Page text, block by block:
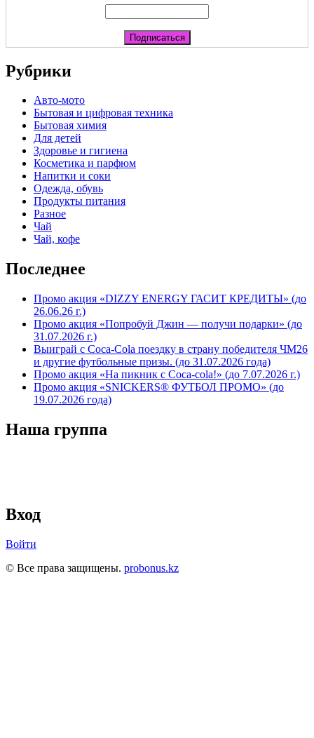
Рубрики
Авто-мото
Бытовая и цифровая техника
Бытовая химия
Для детей
Здоровье и гигиена
Косметика и парфюм
Напитки и соки
Одежда, обувь
Продукты питания
Разное
Чай
Чай, кофе
Последнее
Промо акция «DIZZY ENERGY ГАСИТ КРЕДИТЫ» (до
26.06.26 г.)
Промо акция «Попробуй Джин — получи подарки» (до
31.07.2026 г.)
Выиграй с Coca-Cola поездку в страну победителя ЧМ26
и другие футбольные призы. (до 31.07.2026 года)
Промо акция «На пикник с Coca-cola!» (до 7.07.2026 г.)
Промо акция «SNICKERS® ФУТБОЛ ПРОМО» (до
19.07.2026 года)
Наша группа
Вход
Войти
© Все права защищены. probonus.kz